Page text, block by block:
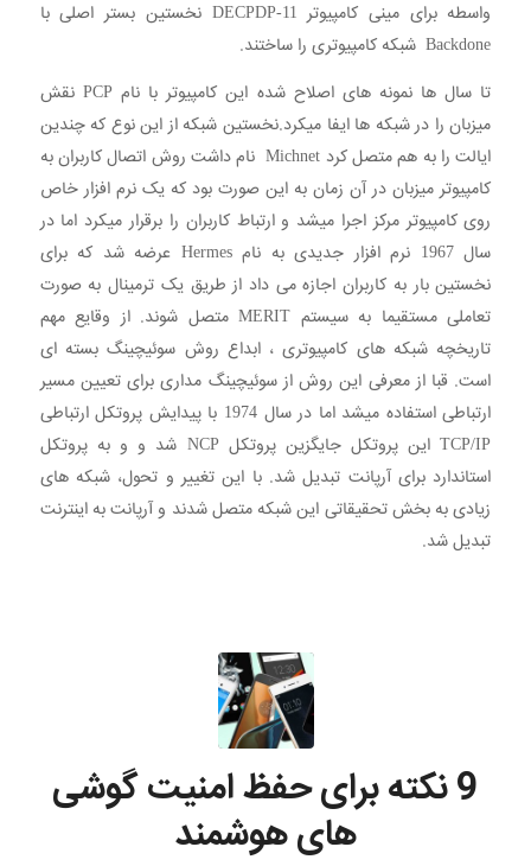
واسطه برای مینی کامپیوتر DECPDP-11 نخستین بستر اصلی با
Backdone شبکه کامپیوتری را ساختند.
تا سال ها نمونه های اصلاح شده این کامپیوتر با نام PCP نقش
میزبان را در شبکه ها ایفا میکرد.نخستین شبکه از این نوع که چندین
ایالت را به هم متصل کرد Michnet نام داشت روش اتصال کاربران به
کامپیوتر میزبان در آن زمان به این صورت بود که یک نرم افزار خاص
روی کامپیوتر مرکز اجرا میشد و ارتباط کاربران را برقرار میکرد اما در
سال 1967 نرم افزار جدیدی به نام Hermes عرضه شد که برای
نخستین بار به کاربران اجازه می داد از طریق یک ترمینال به صورت
تعاملی مستقیما به سیستم MERIT متصل شوند. از وقایع مهم
تاریخچه شبکه های کامپیوتری ، ابداع روش سوئیچینگ بسته ای
است. قبا از معرفی این روش از سوئیچینگ مداری برای تعیین مسیر
ارتباطی استفاده میشد اما در سال 1974 با پیدایش پروتکل ارتباطی
TCP/IP این پروتکل جایگزین پروتکل NCP شد و و به پروتکل
استاندارد برای آرپانت تبدیل شد. با این تغییر و تحول، شبکه های
زیادی به بخش تحقیقاتی این شبکه متصل شدند و آرپانت به اینترنت
تبدیل شد.
9 نکته برای حفظ امنیت گوشی
های هوشمند